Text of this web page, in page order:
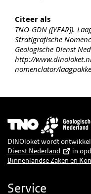
Citeer als
TNO-GDN ([YEAR]).
Stratigrafische
Geologische Dienst
http://
nomenclator/
Afbeelding
DINOloket wordt
Dienst Nederland
in
Binnenlandse Zaken en
Service